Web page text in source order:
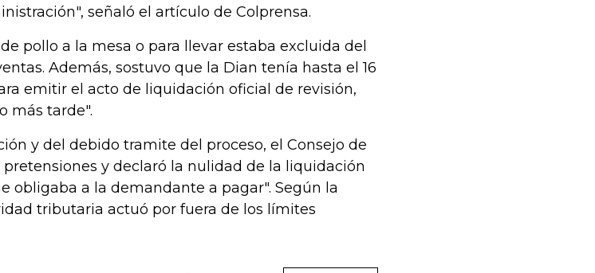
señaló el artículo de Colprensa.
pollo a la mesa o para llevar estaba excluida del
Además, sostuvo que la Dian tenía hasta el 16
emitir el acto de liquidación oficial de revisión,
más tarde".
y del debido tramite del proceso, el Consejo de
pretensiones y declaró la nulidad de la liquidación
obligaba a la demandante a pagar". Según la
tributaria actuó por fuera de los límites